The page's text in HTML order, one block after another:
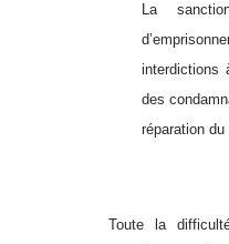
La
interdictions
des
réparation
Toute la